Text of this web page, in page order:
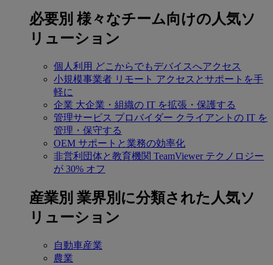
必要別 様々なチーム向けの人気ソ
リューション
個人利用 どこからでもデバイスへアクセス
小規模事業者 リモート アクセスとサポートを手
軽に
企業 大企業・組織の IT を拡張・保護する
管理サービス プロバイダー クライアントの IT を
管理・保守する
OEM サポートと業務の効率化
非営利団体と教育機関 TeamViewer テクノロジー
が 30% オフ
産業別 業界別に分類された人気ソ
リューション
自動車産業
農業